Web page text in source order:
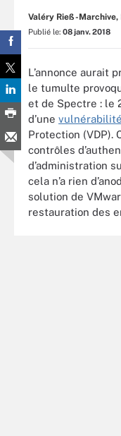
Valéry Rieß-Marchive,
Publié le: 08 janv. 2018
L’annonce aurait
le tumulte
et de Spectre : le
d’une vulnérabilité
Protection (VDP).
contrôles
d’administration
cela n’a rien
solution de
restauration des